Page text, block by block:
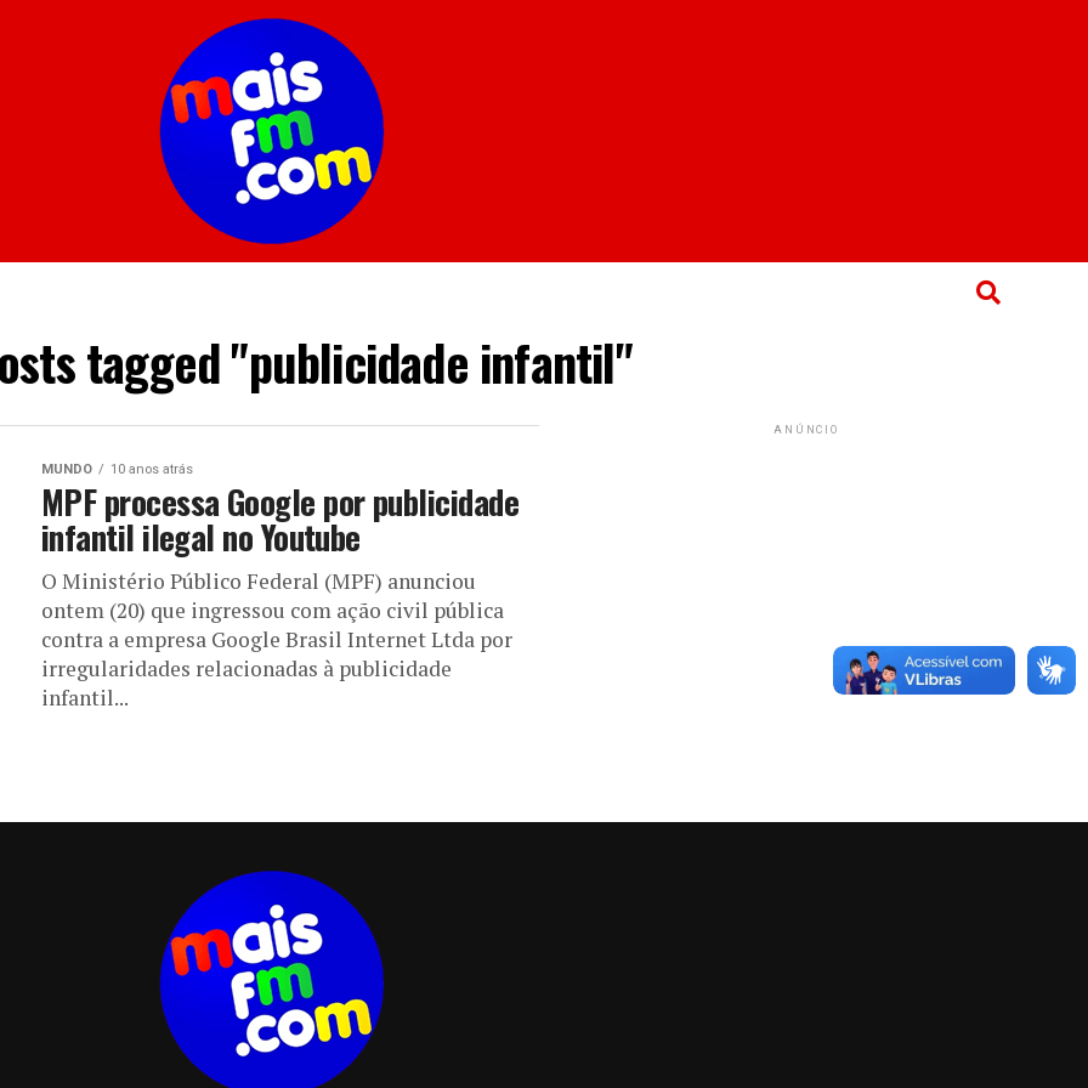
tagged "publicidade infantil"
MUNDO 10 anos atrás
MPF processa Google por publicidade
infantil ilegal no Youtube
O Ministério Público Federal (MPF) anunciou
ontem (20) que ingressou com ação civil pública
contra a empresa Google Brasil Internet Ltda por
irregularidades relacionadas à publicidade
infantil...
ANÚNCIO